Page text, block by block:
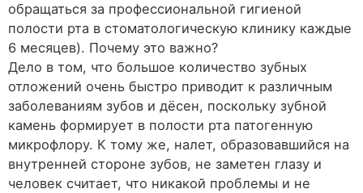
обращаться за профессиональной гигиеной
полости рта в стоматологическую клинику каждые
6 месяцев). Почему это важно?
Дело в том, что большое количество зубных
отложений очень быстро приводит к различным
заболеваниям зубов и дёсен, поскольку зубной
камень формирует в полости рта патогенную
микрофлору. К тому же, налет, образовавшийся на
внутренней стороне зубов, не заметен глазу и
человек считает, что никакой проблемы и не